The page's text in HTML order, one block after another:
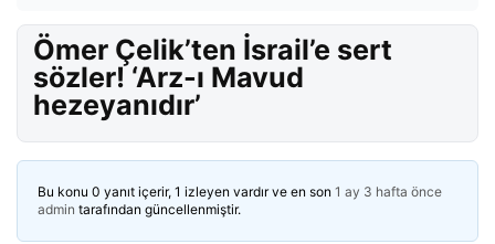
Ömer Çelik’ten İsrail’e sert
sözler! ‘Arz-ı Mavud
hezeyanıdır’
Bu konu 0 yanıt içerir, 1 izleyen vardır ve en son 1 ay 3 hafta önce
admin tarafından güncellenmiştir.